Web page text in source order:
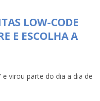
LOW-CODE
E ESCOLHA A
e virou parte do dia a dia de